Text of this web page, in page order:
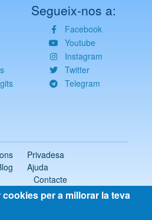
Segueix-nos a:
Facebook
Youtube
Instagram
Twitter
Telegram
Privadesa
Ajuda
Contacte
©mirador.cat
drets reservats
per a millorar la teva